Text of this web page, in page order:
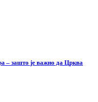
– зашто је важно да Црква